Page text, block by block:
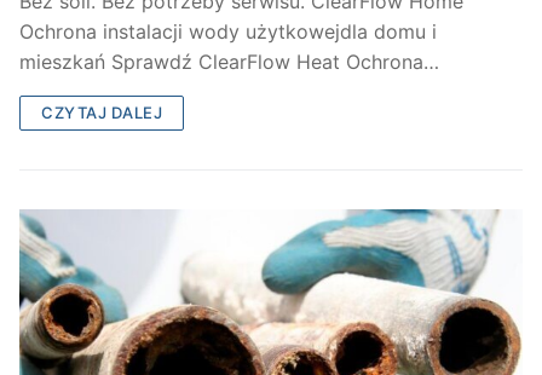
Ochrona instalacji wody użytkowejdla domu i
mieszkań Sprawdź ClearFlow Heat Ochrona…
CZYTAJ DALEJ